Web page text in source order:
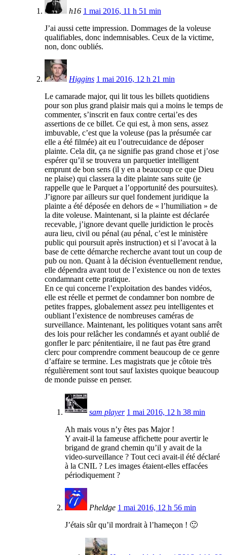
h16 1 mai 2016, 11 h 51 min
J’ai aussi cette impression. Dommages de la voleuse
qualifiables, donc indemnisables. Ceux de la victime,
non, donc oubliés.
Higgins 1 mai 2016, 12 h 21 min
Le camarade major, qui lit tous les billets quotidiens
pour son plus grand plaisir mais qui a moins le temps de
commenter, s’inscrit en faux contre certai’es des
assertions de ce billet. Ce qui est, à mon sens, assez
imbuvable, c’est que la voleuse (pas la présumée car
elle a été filmée) ait eu l’outrecuidance de déposer
plainte. Cela dit, ça ne signifie pas grand chose et j’ose
espérer qu’il se trouvera un parquetier intelligent
emprunt de bon sens (il y en a beaucoup ce que Dieu
ne plaise) qui classera la dite plainte sans suite (je
rappelle que le Parquet a l’opportunité des poursuites).
J’ignore par ailleurs sur quel fondement juridique la
plainte a été déposée en dehors de « l’humiliation » de
la dite voleuse. Maintenant, si la plainte est déclarée
recevable, j’ignore devant quelle juridiction le procès
aura lieu, civil ou pénal (au pénal, c’est le ministère
public qui poursuit après instruction) et si l’avocat à la
base de cette démarche recherche avant tout un coup de
pub ou non. Quant à la décision éventuellement rendue,
elle dépendra avant tout de l’existence ou non de textes
condamnant cette pratique.
En ce qui concerne l’exploitation des bandes vidéos,
elle est réelle et permet de condamner bon nombre de
petites frappes, globalement assez peu intelligentes et
oubliant l’existence de nombreuses caméras de
surveillance. Maintenant, les politiques votant sans arrêt
des lois pour relâcher les condamnés et ayant oublié de
gonfler le parc pénitentiaire, il ne faut pas être grand
clerc pour comprendre comment beaucoup de ce genre
d’affaire se termine. Les magistrats que je côtoie très
régulièrement sont tout sauf laxistes quoique beaucoup
de monde puisse en penser.
sam player 1 mai 2016, 12 h 38 min
Ah mais vous n’y êtes pas Major !
Y avait-il la fameuse affichette pour avertir le
brigand de grand chemin qu’il y avait de la
video-surveillance ? Tout ceci avait-il été déclaré
à la CNIL ? Les images étaient-elles effacées
périodiquement ?
Pheldge 1 mai 2016, 12 h 56 min
J’étais sûr qu’il mordrait à l’hameçon ! 🙂